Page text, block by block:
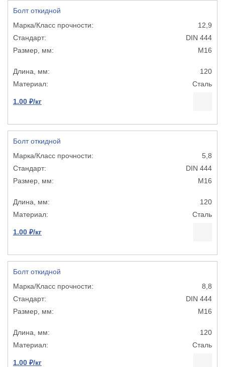
Болт откидной
12,9
DIN 444
М16
120
Сталь
1.00 ₽/кг
Болт откидной
5,8
DIN 444
М16
120
Сталь
1.00 ₽/кг
Болт откидной
8,8
DIN 444
М16
120
Сталь
1.00 ₽/кг